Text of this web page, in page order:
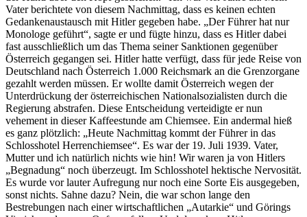
Vater berichtete von diesem Nachmittag, dass es keinen echten
Gedankenaustausch mit Hitler gegeben habe.
Der Führer hat nur
Monologe geführt , sagte er und fügte hinzu, dass es Hitler dabei
fast ausschließlich um das Thema seiner Sanktionen gegenüber
Österreich gegangen sei. Hitler hatte verfügt, dass für jede Reise von
Deutschland nach Österreich 1.000 Reichsmark an die Grenzorgane
gezahlt werden müssen. Er wollte damit Österreich wegen der
Unterdrückung der österreichischen Nationalsozialisten durch die
Regierung abstrafen. Diese Entscheidung verteidigte er nun
vehement in dieser Kaffeestunde am Chiemsee. Ein andermal hieß
es ganz plötzlich:
Heute Nachmittag kommt der Führer in das
Schlosshotel Herrenchiemsee . Es war der 19. Juli 1939. Vater,
Mutter und ich natürlich nichts wie hin! Wir waren ja von Hitlers
Begnadung
noch überzeugt. Im Schlosshotel hektische Nervosität.
Es wurde vor lauter Aufregung nur noch eine Sorte Eis ausgegeben,
sonst nichts. Sahne dazu? Nein, die war schon lange den
Bestrebungen nach einer wirtschaftlichen
Autarkie
und Görings